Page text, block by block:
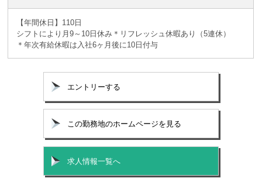
【年間休日】110日
シフトにより月9～10日休み＊リフレッシュ休暇あり（5連休）
＊年次有給休暇は入社6ヶ月後に10日付与
エントリーする
この勤務地のホームページを見る
求人情報一覧へ